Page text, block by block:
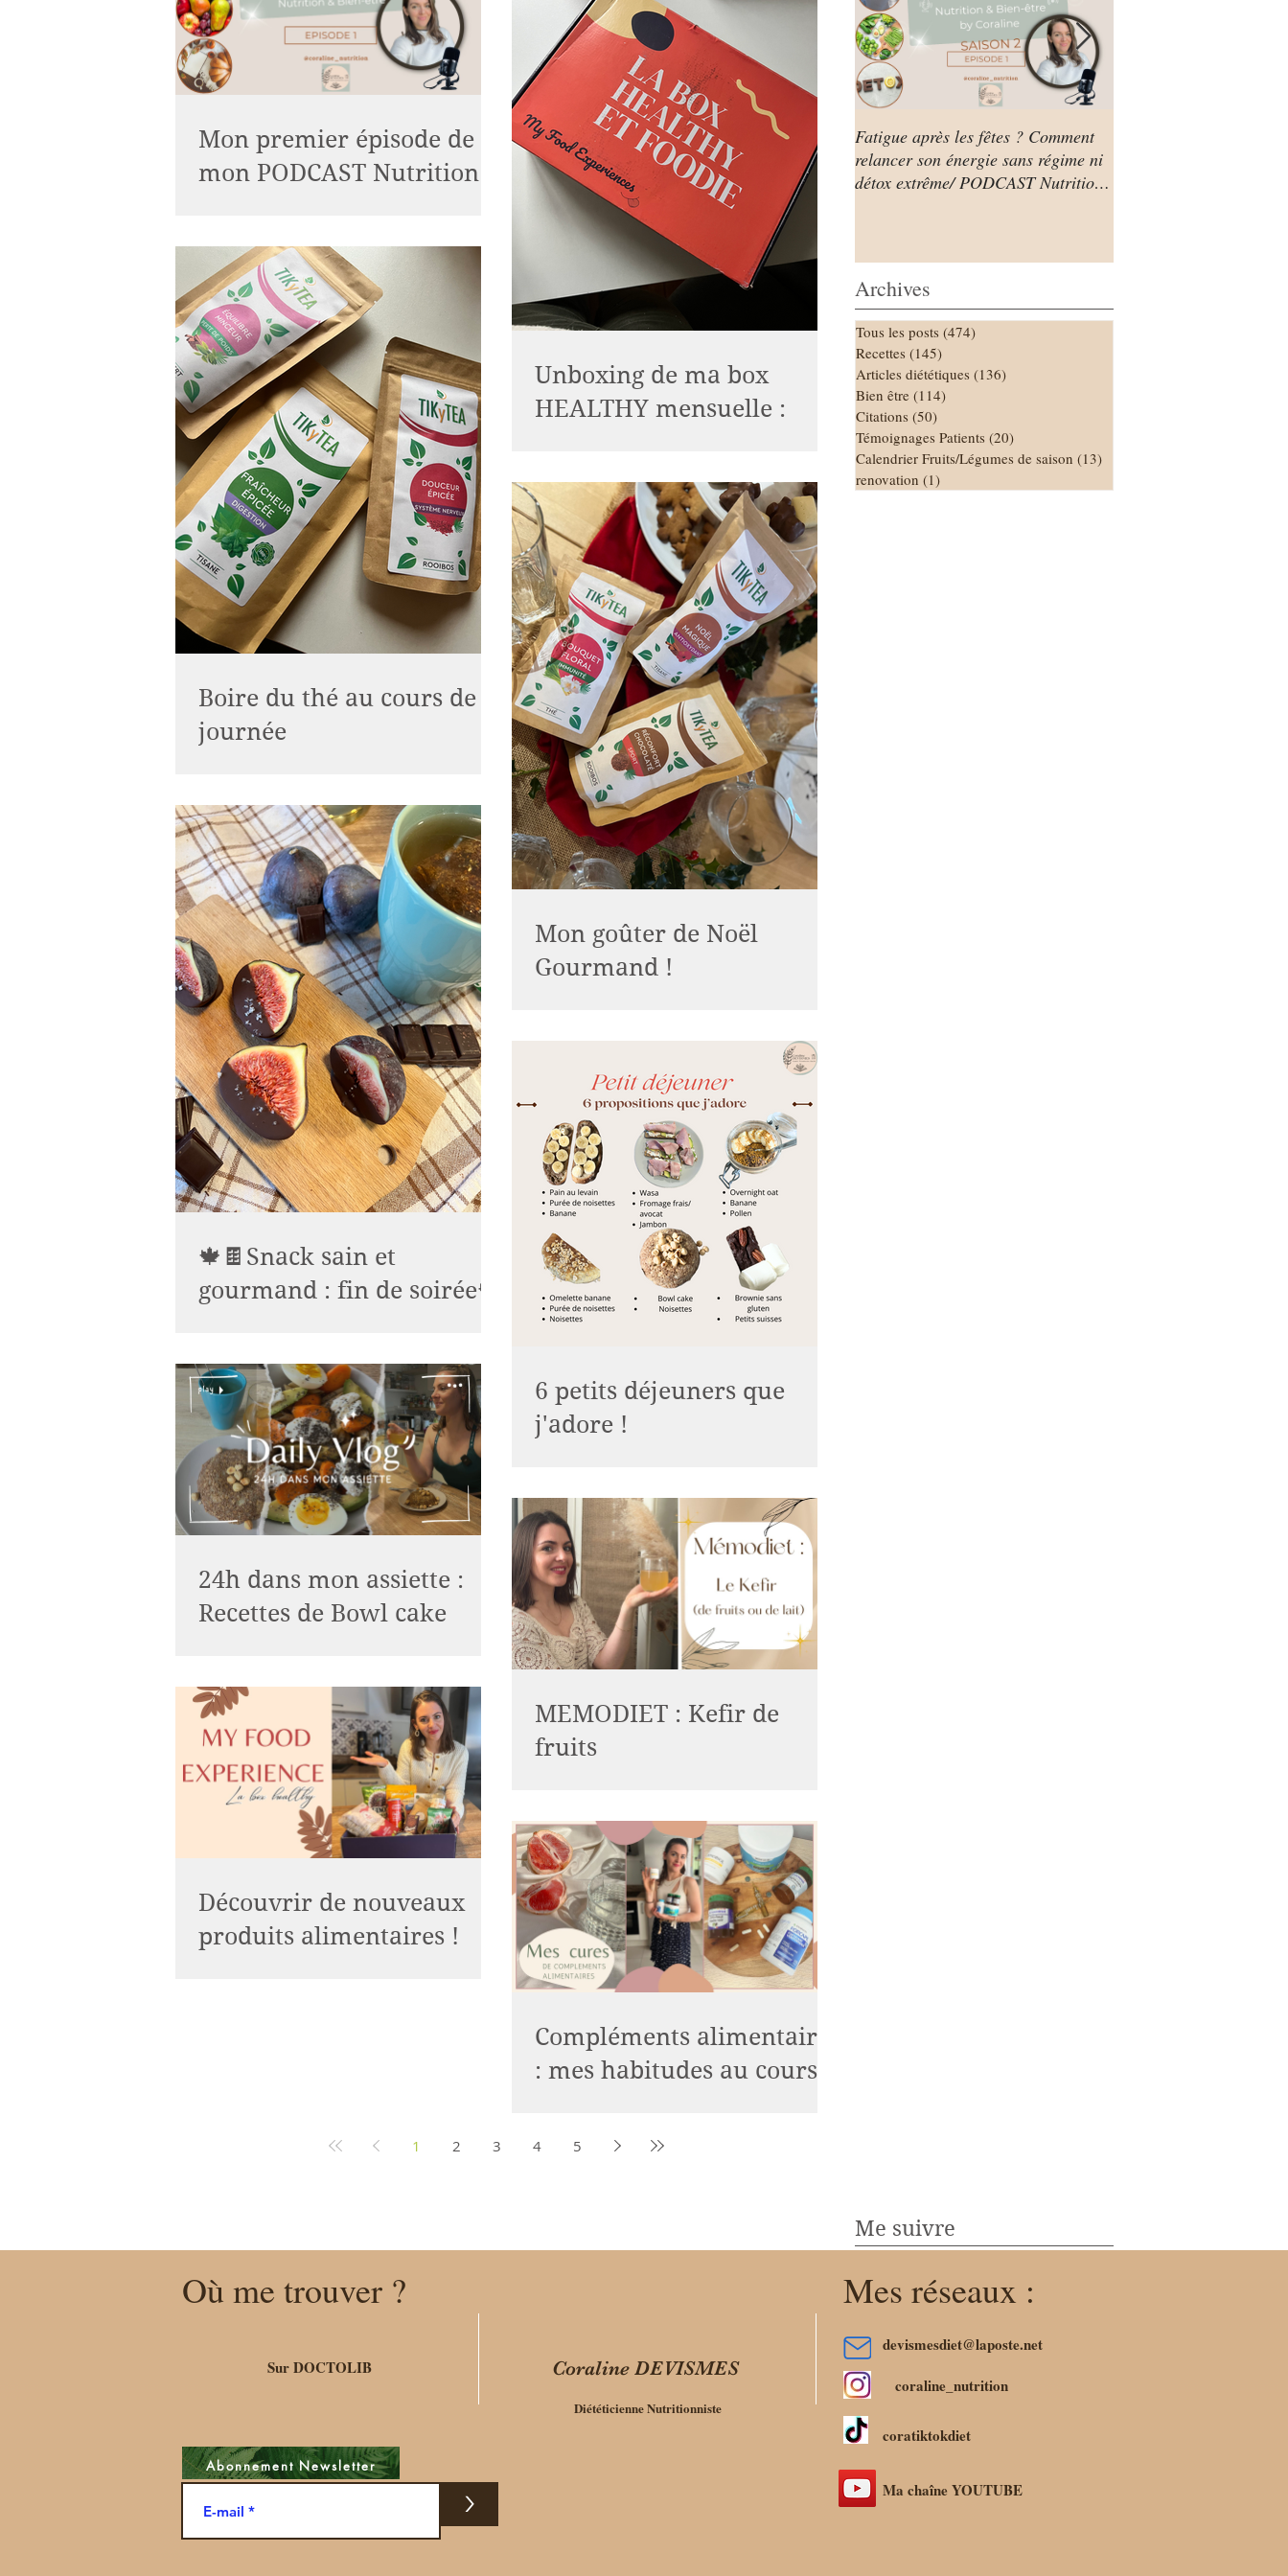
Mon premier épisode de
mon PODCAST Nutrition &
Je viens de créer mon tout premier PODCAST
et je vous donne rdv directement sur SPOTIFY
:
https://open.spotify.com/episode/68I4I1ZXA
QTsRC...
Unboxing de ma box
HEALTHY mensuelle :
J’ai découvert la marque
@myfoodxperiences_fr il y a plus d’un an en
m’offrant 3 mois d’abonnements pour
découvrir chaque mois des...
Boire du thé au cours de la
journée
une tisane Clôturer ma journée par un
Rooibos avec un...
Mon goûter de Noël
Gourmand !
maintenant ! Et j'apprécie les mélanges
🍁🍫Snack sain et
gourmand : fin de soirée🍁
6 petits déjeuners que
j'adore !
24h dans mon assiette :
Recettes de Bowl cake
MEMODIET : Kefir de
fruits
Découvrir de nouveaux
produits alimentaires !
Compléments alimentaires
: mes habitudes au cours
Bonjour à tous, je réponds enfin à vos
1 2 3 4 5
Fatigue après les fêtes ? Comment
relancer son énergie sans régime ni
détox extrême/ PODCAST Nutrition
Archives
Tous les posts (474)
Recettes (145)
Articles diététiques (136)
Bien être (114)
Citations (50)
Témoignages Patients (20)
Calendrier Fruits/Légumes de saison (13)
renovation (1)
Me suivre
Où me trouver ?
Sur DOCTOLIB Coraline DEVISMES
Diététicienne Nutritionniste
Abonnement Newsletter
>
Mes réseaux :
devismesdiet@laposte.net
coraline_nutrition
coratiktokdiet
Ma chaîne YOUTUBE